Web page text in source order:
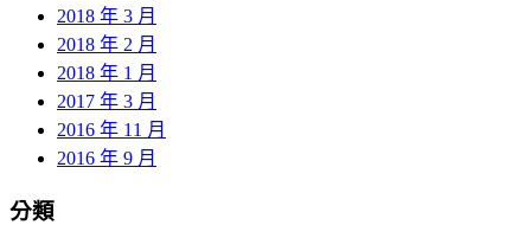
2018 年 3 月
2018 年 2 月
2018 年 1 月
2017 年 3 月
2016 年 11 月
2016 年 9 月
分類